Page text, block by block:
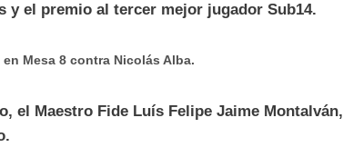
y el premio al tercer mejor jugador Sub14.
en Mesa 8 contra Nicolás Alba.
el Maestro Fide Luís Felipe Jaime Montalván,